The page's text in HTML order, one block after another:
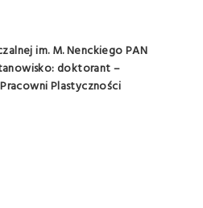
im. M. Nenckiego PAN
doktorant –
Plastyczności